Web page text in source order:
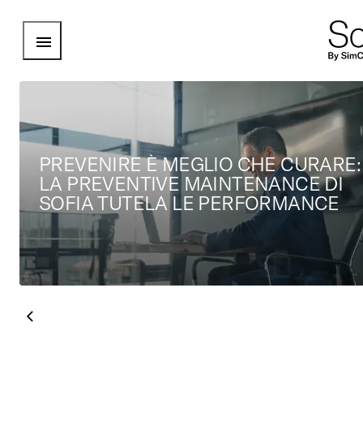
PREVENIRE È MEGLIO CHE CURARE:
LA PREVENTIVE MAINTENANCE DI
SOFIA TUTELA LE PERFORMANCE